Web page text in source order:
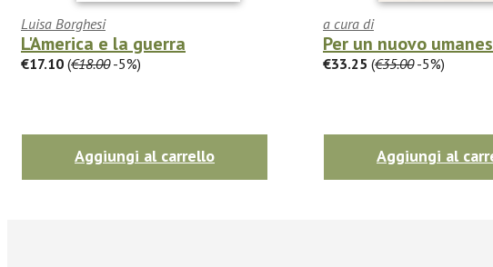
Luisa Borghesi
L'America e la guerra
€17.10 (€18.00-5%)
Aggiungi al carrello
a cura di
Per un nuovo
€33.25 (€35.00-5%)
Aggiungi al